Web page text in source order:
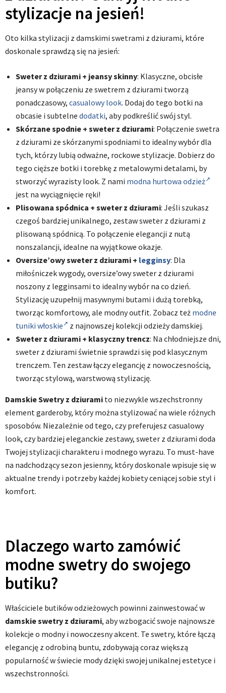
stylizacje na jesień!
Oto kilka stylizacji z damskimi swetrami z dziurami, które
doskonale sprawdzą się na jesień:
Sweter z dziurami + jeansy skinny: Klasyczne, obcisłe
jeansy w połączeniu ze swetrem z dziurami tworzą
ponadczasowy, casualowy look. Dodaj do tego botki na
obcasie i subtelne dodatki, aby podkreślić swój styl.
Skórzane spodnie + sweter z dziurami: Połączenie swetra
z dziurami ze skórzanymi spodniami to idealny wybór dla
tych, którzy lubią odważne, rockowe stylizacje. Dobierz do
tego cięższe botki i torebkę z metalowymi detalami, by
stworzyć wyrazisty look. Z nami modna hurtowa odzież
jest na wyciągnięcie ręki!
Plisowana spódnica + sweter z dziurami: Jeśli szukasz
czegoś bardziej unikalnego, zestaw sweter z dziurami z
plisowaną spódnicą. To połączenie elegancji z nutą
nonszalancji, idealne na wyjątkowe okazje.
Oversize’owy sweter z dziurami + legginsy: Dla
miłośniczek wygody, oversize’owy sweter z dziurami
noszony z legginsami to idealny wybór na co dzień.
Stylizację uzupełnij masywnymi butami i dużą torebką,
tworząc komfortowy, ale modny outfit. Zobacz też modne
tuniki włoskie
z najnowszej kolekcji odzieży damskiej.
Sweter z dziurami + klasyczny trencz: Na chłodniejsze dni,
sweter z dziurami świetnie sprawdzi się pod klasycznym
trenczem. Ten zestaw łączy elegancję z nowoczesnością,
tworząc stylową, warstwową stylizację.
Damskie Swetry z dziurami to niezwykle wszechstronny
element garderoby, który można stylizować na wiele różnych
sposobów. Niezależnie od tego, czy preferujesz casualowy
look, czy bardziej eleganckie zestawy, sweter z dziurami doda
Twojej stylizacji charakteru i modnego wyrazu. To must-have
na nadchodzący sezon jesienny, który doskonale wpisuje się w
aktualne trendy i potrzeby każdej kobiety ceniącej sobie styl i
komfort.
Dlaczego warto zamówić
modne swetry do swojego
butiku?
Właściciele butików odzieżowych powinni zainwestować w
damskie swetry z dziurami, aby wzbogacić swoje najnowsze
kolekcje o modny i nowoczesny akcent. Te swetry, które łączą
elegancję z odrobiną buntu, zdobywają coraz większą
popularność w świecie mody dzięki swojej unikalnej estetyce i
wszechstronności.